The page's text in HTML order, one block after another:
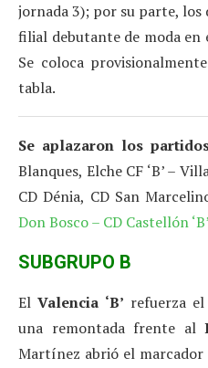
jornada 3); por su parte, los
filial debutante de moda en
Se coloca
tabla.
Se aplazaron los
Blanques, Elche CF ‘B’ –
CD Dénia, CD San
Don Bosco – CD Castellón ‘B’
SUBGRUPO B
El Valencia ‘B’ refuerza
una remontada frente al
Martínez abrió el marcador